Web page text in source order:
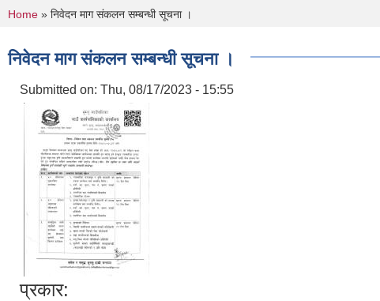
You are here
Home » निवेदन माग संकलन सम्बन्धी सूचना ।
निवेदन माग संकलन सम्बन्धी सूचना ।
Submitted on: Thu, 08/17/2023 - 15:55
प्रकार: